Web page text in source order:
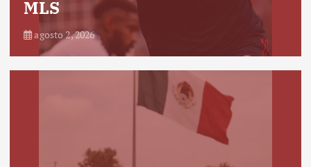
MLS
agosto 2, 2026